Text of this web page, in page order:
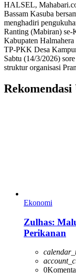
HALSEL,
Bassam Kasuba
menghadiri
Ranting (Mabiran) se-
Kabupaten
TP-PKK Desa
Sabtu (14/3/2026)
struktur organisasi
Ekonomi
Zulhas:
Perikanan
0